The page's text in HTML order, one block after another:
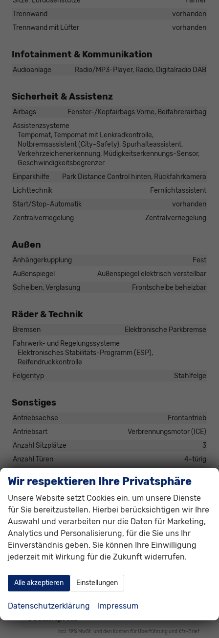
Trennwand
vorhanden
Trennwand mit Lüfter
vorhanden
Infotainment & Kommunikation
Audioanlage Radio/MP3-Player, Radio, Digitalradio DAB
Sicherheit & Assistenz
Airbags
Fenster-/Kopfairbags Vorne, Beifahrerairbag
Assistenzsysteme
Tempomat, Tempomat mit Lenkradkontrolle,
Notbremsassistent (City-Safety), Spurhalteassistent,
Verkehrzeichenerkennung, Müdigkeitserkennungs-Sensor,
Geschwindigkeitsbegrenzer
Einparkhilfe
Park Distance Control hinten, Rückfahrkamera
Lichttechnik
Fernlichtassistent
Start/Stop-Automatik
vorhanden
Zentralverriegelung
Zentralverriegelung
Außen
Anhängerkupplung
Fest
Außenspiegel
Außenspiegel elektrisch verstellbar
Scheiben, Verglasung
Frontscheibe beheizbar
Räder & Technik
Bremsen
Elektronische Parkbremse
Fahrwerk- und Regelungssysteme
Elektronisches Stabilitäts-Programm (ESP),
Reifendruckkontrolle
Felgentyp
Stahlfelge
Sonstiges
Antriebsachse
Frontantrieb
Antriebsart
Verbrennungsmotor (ICE)
Anzahl Sitzplätze
3
Anzahl Türen
4-türig
Garantieleistung
Fahrzeuggarantie
Höhe Typ
H1
Innenausstattung
Schwarz
L1
Polsterung
Stoff
Radstand
3100 mm
Zustand
Gesamtpreis
incl. 19% MwSt. und den Kosten für Überführung und Kfz-Brief
Wir respektieren Ihre Privatsphäre
Unsere Website setzt Cookies ein, um unsere Dienste
für Sie bereitzustellen. Hierbei berücksichtigen wir Ihre
Auswahl und verarbeiten nur die Daten für Marketing,
Analytics und Personalisierung, für die Sie uns Ihr
Einverständnis geben. Sie können Ihre Einwilligung
jederzeit mit Wirkung für die Zukunft widerrufen.
Alle akzeptieren Einstellungen
Datenschutzerklärung Impressum